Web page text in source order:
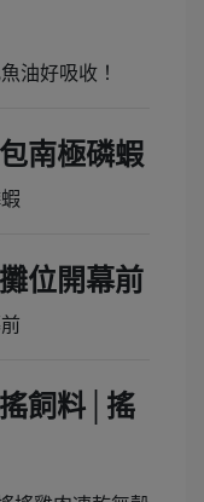
南極磷蝦
位開幕前
飼料│搖